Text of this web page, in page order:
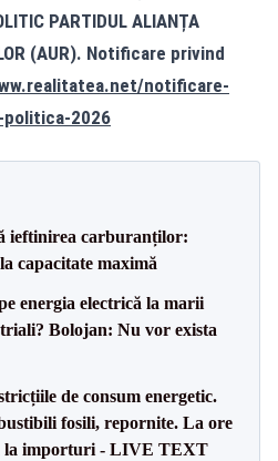
PARTIDUL ALIANȚA
(AUR). Notificare privind
notificare-
2026
ieftinirea carburanților:
capacitate maximă
energia electrică la marii
Bolojan: Nu vor exista
de consum energetic.
fosili, repornite. La ore
la importuri - LIVE TEXT